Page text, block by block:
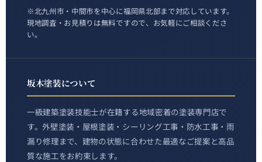
※北九州市・中間市を中心に福岡県北部まで対応しています。
現地調査・お見積りは無料ですので、お気軽にご相談くださ
い。
坂木塗装について
一級建築塗装技能士が在籍する地域密着の塗装専門店で
す。外壁塗装・屋根塗装・シーリング工事・防水工事・雨
漏り修理まで、建物の状態に合わせた最適なご提案と高品
質な施工をお約束します。